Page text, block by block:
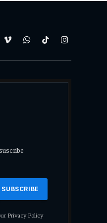
VimeoWhatsAppTikTokInstagram
Privacy Policy